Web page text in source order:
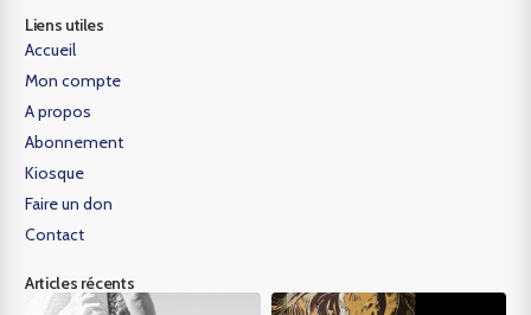
Liens utiles
Accueil
Mon compte
A propos
Abonnement
Kiosque
Faire un don
Contact
Articles récents